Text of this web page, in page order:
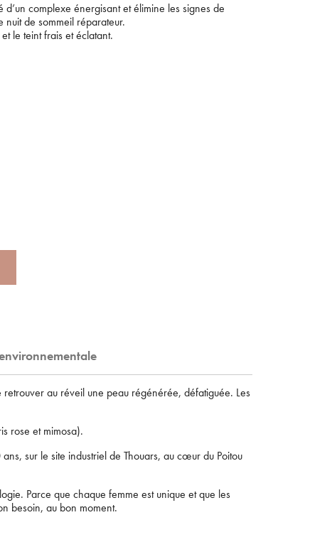
×
complexe énergisant et élimine les signes de
de sommeil réparateur.
le teint frais et éclatant.
au réveil une peau régénérée, défatiguée. Les
rose et mimosa).
sur le site industriel de Thouars, au cœur du Poitou
Parce que chaque femme est unique et que les
besoin, au bon moment.